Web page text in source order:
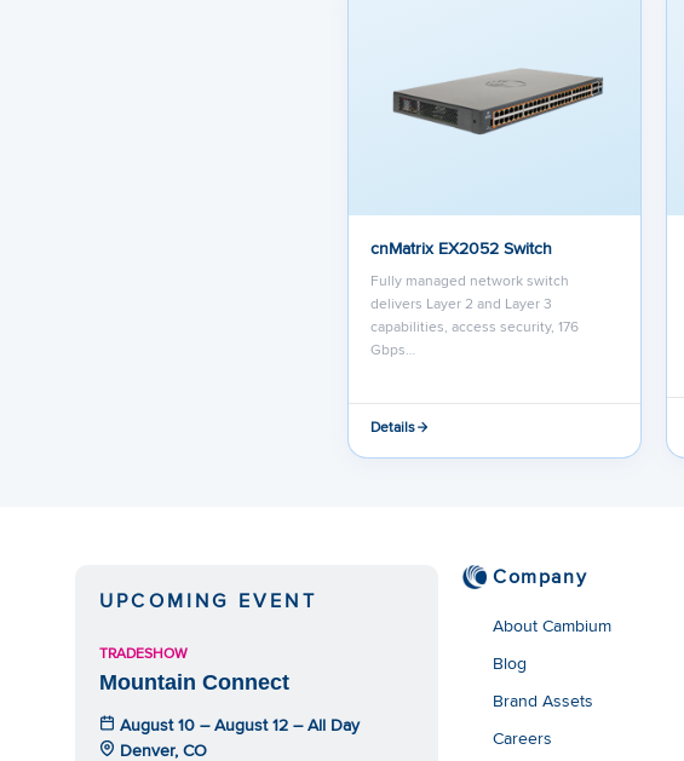
cnMatrix EX2052 Switch
Fully managed network switch
delivers Layer 2 and Layer 3
capabilities, access security, 176
Gbps…
Details
UPCOMING EVENT
TRADESHOW
Mountain Connect
August 10 – August 12 – All Day
Denver, CO
Company
About Cambium
Blog
Brand Assets
Careers